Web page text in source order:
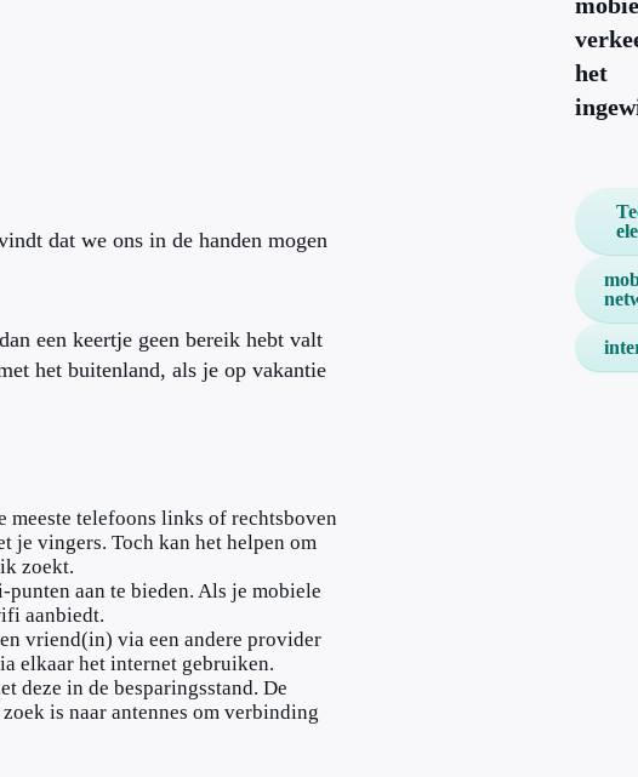
het
dat we ons in de handen mogen
een keertje geen bereik hebt valt
het buitenland, als je op vakantie
telefoons links of rechtsboven
je vingers. Toch kan het helpen om
zoekt.
aan te bieden. Als je mobiele
aanbiedt.
vriend(in) via een andere provider
elkaar het internet gebruiken.
deze in de besparingsstand. De
is naar antennes om verbinding